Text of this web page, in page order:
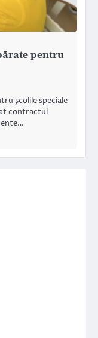
pentru
școlile speciale
contractul